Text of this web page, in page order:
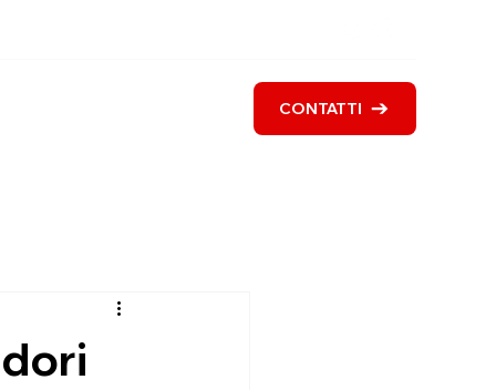
CONTATTI